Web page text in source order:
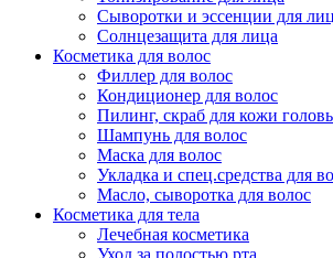
Сыворотки и эссенции для
Солнцезащита для лица
Косметика для волос
Филлер для волос
Кондиционер для волос
Пилинг, скраб для кожи
Шампунь для волос
Маска для волос
Укладка и спец.средства для
Масло, сыворотка для волос
Косметика для тела
Лечебная косметика
Уход за полостью рта